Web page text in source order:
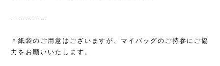
……………
＊紙袋のご用意はございますが、マイバッグのご持参にご協
力をお願いいたします。